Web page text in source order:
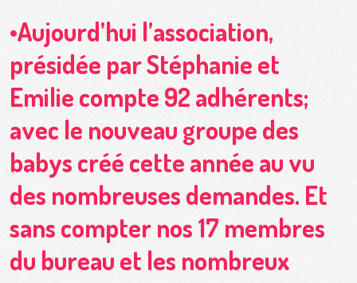
•Aujourd’hui l’association,
présidée par Stéphanie et
Emilie compte 92 adhérents;
avec le nouveau groupe des
babys créé cette année au vu
des nombreuses demandes. Et
sans compter nos 17 membres
du bureau et les nombreux